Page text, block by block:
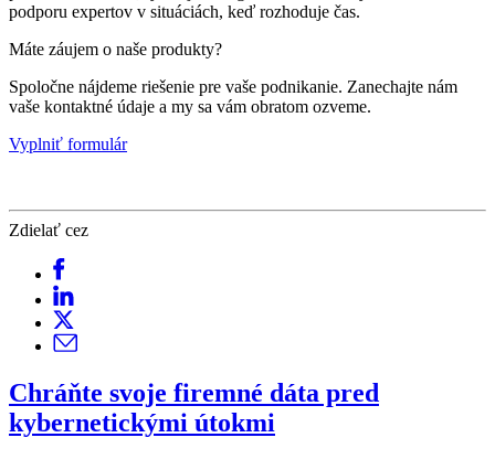
podporu expertov v situáciách, keď rozhoduje čas.
Máte záujem o naše produkty?
Spoločne nájdeme riešenie pre vaše podnikanie. Zanechajte nám
vaše kontaktné údaje a my sa vám obratom ozveme.
Vyplniť formulár
Zdielať cez
Chráňte svoje firemné dáta pred
kybernetickými útokmi